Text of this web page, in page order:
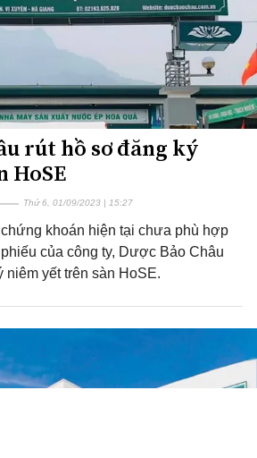
rút hồ sơ đăng ký
HoSE
Thứ 6, 01/09/2023 | 15:27
khoán hiện tại chưa phù hợp
của công ty, Dược Bảo Châu
niêm yết trên sàn HoSE.